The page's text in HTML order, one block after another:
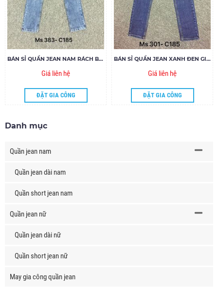
BÁN SỈ QUẦN JEAN NAM RÁCH BỤI MS383-C185
Giá liên hệ
ĐẶT GIA CÔNG
BÁN SỈ QUẦN JEAN XANH ĐEN GIÁ RẺ MS301
Giá liên hệ
ĐẶT GIA CÔNG
Danh mục
Quần jean nam
Quần jean dài nam
Quần short jean nam
Quần jean nữ
Quần jean dài nữ
Quần short jean nữ
May gia công quần jean